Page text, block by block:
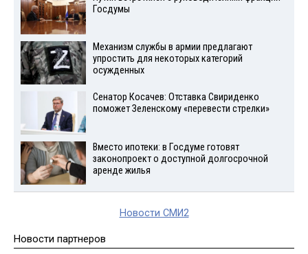
Госдумы
Механизм службы в армии предлагают
упростить для некоторых категорий
осужденных
Сенатор Косачев: Отставка Свириденко
поможет Зеленскому «перевести стрелки»
Вместо ипотеки: в Госдуме готовят
законопроект о доступной долгосрочной
аренде жилья
Новости СМИ2
Новости партнеров